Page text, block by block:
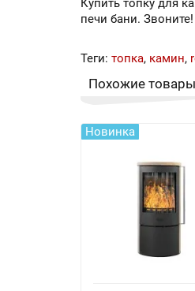
Купить топку для
печи бани. Звоните!
Теги: топка, камин,
Похожие товары
Новинка